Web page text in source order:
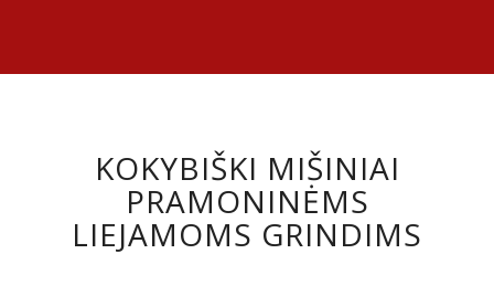
KOKYBIŠKI MIŠINIAI
PRAMONINĖMS
LIEJAMOMS GRINDIMS